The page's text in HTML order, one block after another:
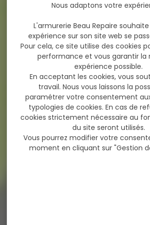
Nous adaptons votre
L'armurerie Beau Repaire
expérience sur son site web se
Pour cela, ce site utilise des cookies
performance et vous garantir la
expérience possible.
En acceptant les cookies, vous
travail. Nous vous laissons la
paramétrer votre consentement
typologies de cookies. En cas de
cookies strictement nécessaire au
du site seront utilisés.
Vous pourrez modifier votre
moment en cliquant sur "Gestion